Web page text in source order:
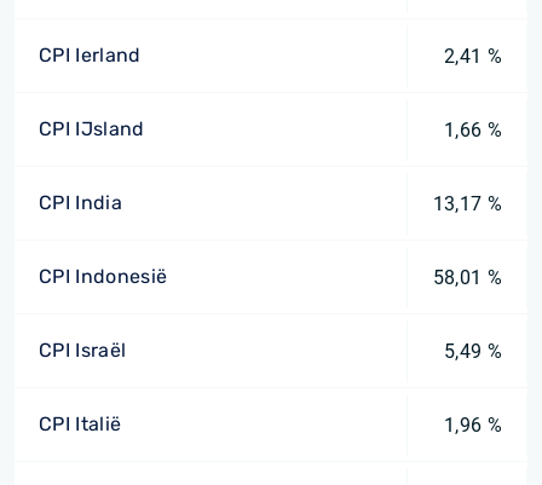
CPI Ierland 2,41 %
CPI IJsland 1,66 %
CPI India 13,17 %
CPI Indonesië 58,01 %
CPI Israël 5,49 %
CPI Italië 1,96 %